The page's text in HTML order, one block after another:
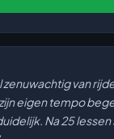
zenuwachtig van
eigen tempo
Na 25 lessen